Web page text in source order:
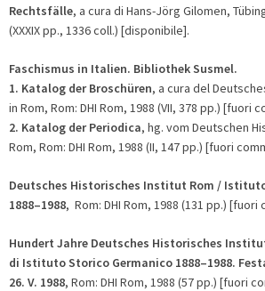
Rechtsfälle, a cura di Hans-Jörg Gilomen,
(XXXIX pp., 1336 coll.) [disponibile].
Faschismus in Italien. Bibliothek Susmel.
1. Katalog der Broschüren, a cura del
in Rom, Rom: DHI Rom, 1988 (VII, 378 pp.) [fuori
2. Katalog der Periodica, hg. vom Deutschen
Rom, Rom: DHI Rom, 1988 (II, 147 pp.) [fuori
Deutsches Historisches Institut Rom /
1888–1988, Rom: DHI Rom, 1988 (131 pp.) [fuori
Hundert Jahre Deutsches Historisches
di Istituto Storico Germanico 1888–1988.
26. V. 1988, Rom: DHI Rom, 1988 (57 pp.) [fuori